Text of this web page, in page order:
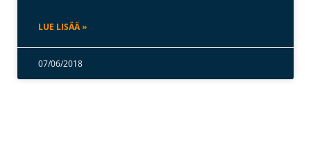
LUE LISÄÄ »
07/06/2018